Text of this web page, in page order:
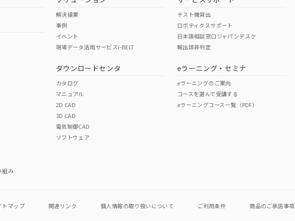
組み
解決提案
事例
イベント
現場データ活用サービスi-BELT
ダウンロードセンタ
カタログ
マニュアル
2D CAD
3D CAD
電気制御CAD
ソフトウェア
テスト機貸出
ロボティクスサポート
日本語相談窓口ジャパンデスク
輸出該非判定
eラーニング・セミナ
eラーニングのご案内
コースを選んで受講する
eラーニングコース一覧（PDF）
トマップ 関連リンク 個人情報の取り扱いについて ご利用条件 商品のご承諾事項